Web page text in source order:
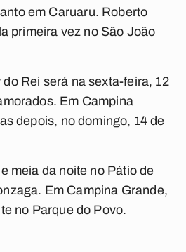
em Caruaru. Roberto
primeira vez no São João
Rei será na sexta-feira, 12
Em Campina
depois, no domingo, 14 de
meia da noite no Pátio de
Em Campina Grande,
no Parque do Povo.